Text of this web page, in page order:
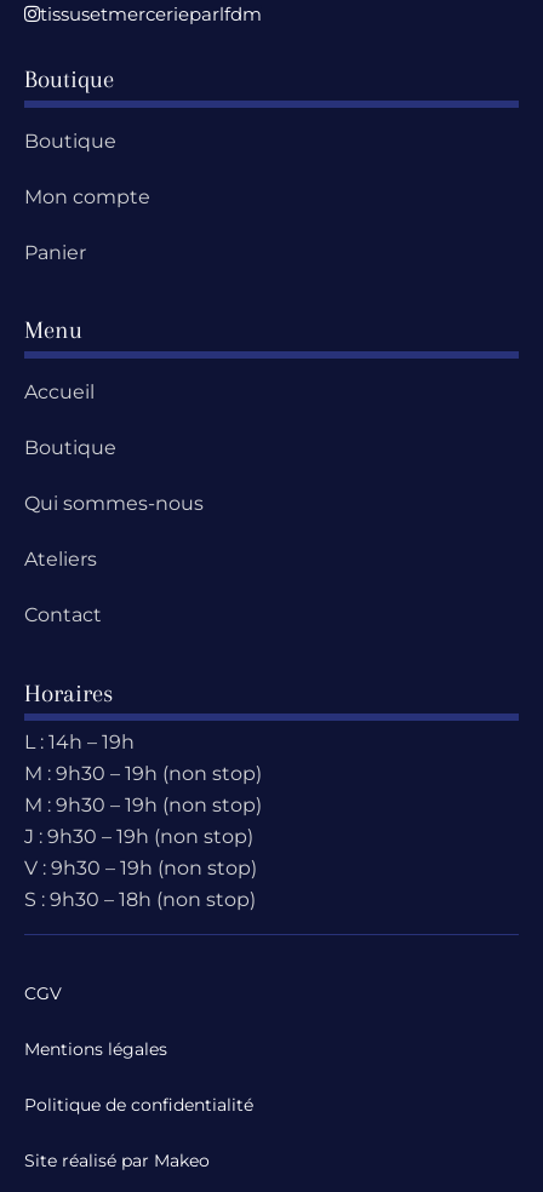
tissusetmercerieparlfdm
Boutique
Boutique
Mon compte
Panier
Menu
Accueil
Boutique
Qui sommes-nous
Ateliers
Contact
Horaires
L : 14h – 19h
M : 9h30 – 19h (non stop)
M : 9h30 – 19h (non stop)
J : 9h30 – 19h (non stop)
V : 9h30 – 19h (non stop)
S : 9h30 – 18h (non stop)
CGV
Mentions légales
Politique de confidentialité
Site réalisé par Makeo